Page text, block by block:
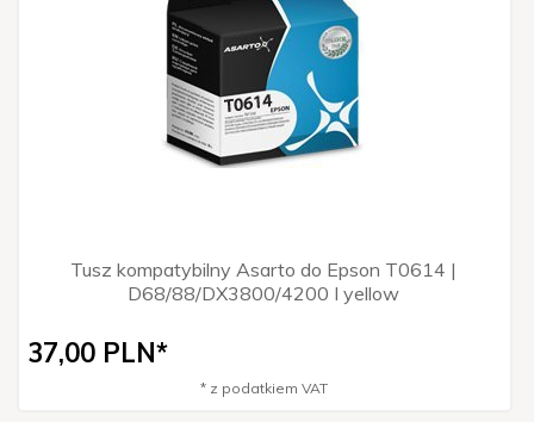
Tusz kompatybilny Asarto do Epson T0614 |
D68/88/DX3800/4200 I yellow
37,00 PLN*
* z podatkiem VAT